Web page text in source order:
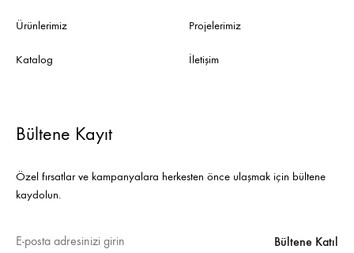
Ürünlerimiz
Katalog
Projelerimiz
İletişim
Bültene Kayıt
Özel fırsatlar ve kampanyalara herkesten önce ulaşmak için bültene
kaydolun.